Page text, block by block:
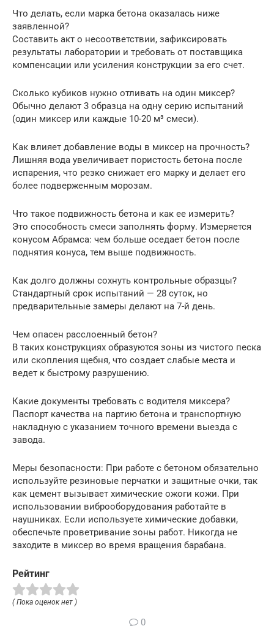
Что делать, если марка бетона оказалась ниже
заявленной?
Составить акт о несоответствии, зафиксировать
результаты лаборатории и требовать от поставщика
компенсации или усиления конструкции за его счет.
Сколько кубиков нужно отливать на один миксер?
Обычно делают 3 образца на одну серию испытаний
(один миксер или каждые 10-20 м³ смеси).
Как влияет добавление воды в миксер на прочность?
Лишняя вода увеличивает пористость бетона после
испарения, что резко снижает его марку и делает его
более подверженным морозам.
Что такое подвижность бетона и как ее измерить?
Это способность смеси заполнять форму. Измеряется
конусом Абрамса: чем больше оседает бетон после
поднятия конуса, тем выше подвижность.
Как долго должны сохнуть контрольные образцы?
Стандартный срок испытаний — 28 суток, но
предварительные замеры делают на 7-й день.
Чем опасен расслоенный бетон?
В таких конструкциях образуются зоны из чистого песка
или скопления щебня, что создает слабые места и
ведет к быстрому разрушению.
Какие документы требовать с водителя миксера?
Паспорт качества на партию бетона и транспортную
накладную с указанием точного времени выезда с
завода.
Меры безопасности: При работе с бетоном обязательно
используйте резиновые перчатки и защитные очки, так
как цемент вызывает химические ожоги кожи. При
использовании виброоборудования работайте в
наушниках. Если используете химические добавки,
обеспечьте проветривание зоны работ. Никогда не
заходите в миксер во время вращения барабана.
Рейтинг
( Пока оценок нет )
0